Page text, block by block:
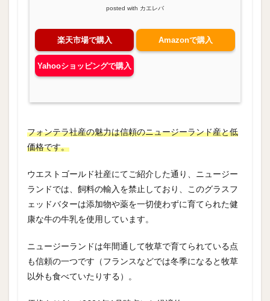
posted with カエレバ
楽天市場で購入 Amazonで購入
Yahooショッピングで購入
フォンテラ社産の魅力は信頼のニュージーランド産と低
価格です。
ウエストゴールド社産にてご紹介した通り、ニュージー
ランドでは、飼料の輸入を禁止しており、このグラスフ
ェッドバターは添加物や薬を一切使わずに育てられた健
康な牛の牛乳を使用しています。
ニュージーランドは年間通して牧草で育てられている点
も信頼の一つです（フランスなどでは冬季になると牧草
以外も食べていたりする）。